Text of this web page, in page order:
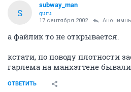
S
subway_man
guru
17 сентября 2002
а файлик то не открывается.
кстати, по поводу плотности
гарлема на манхэттене
ОТВЕТИТЬ